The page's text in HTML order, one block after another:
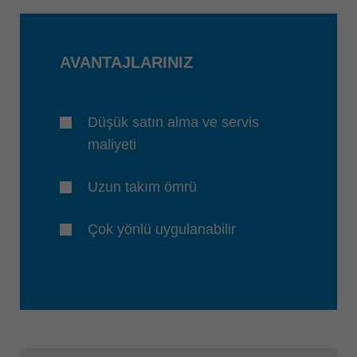
AVANTAJLARINIZ
Düşük satın alma ve servis
maliyeti
Uzun takım ömrü
Çok yönlü uygulanabilir